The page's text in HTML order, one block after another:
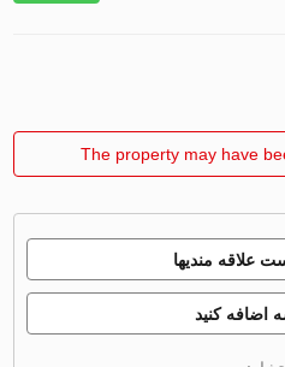
The property may have
علاقه مندیها
اضافه کنید